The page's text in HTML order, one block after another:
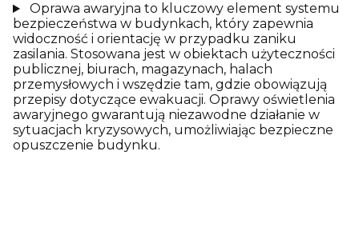
Oprawa awaryjna to kluczowy element systemu
bezpieczeństwa w budynkach, który zapewnia
widoczność i orientację w przypadku zaniku
zasilania. Stosowana jest w obiektach użyteczności
publicznej, biurach, magazynach, halach
przemysłowych i wszędzie tam, gdzie obowiązują
przepisy dotyczące ewakuacji. Oprawy oświetlenia
awaryjnego gwarantują niezawodne działanie w
sytuacjach kryzysowych, umożliwiając bezpieczne
opuszczenie budynku.